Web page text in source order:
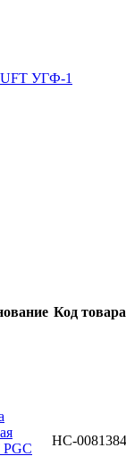
УГФ-1
Код товара
НС-0081384